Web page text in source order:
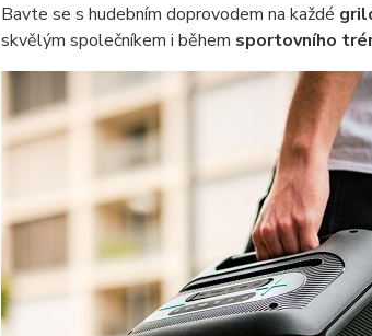
Bavte se s hudebním doprovodem na každé
skvělým společníkem i během sportovního